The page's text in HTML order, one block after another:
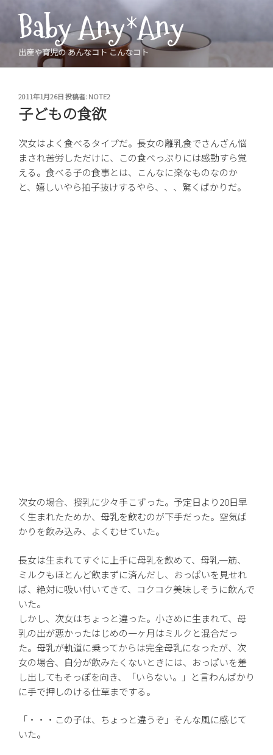
ツ
Baby Any*Any
出産や育児の あんなコト こんなコト
投
稿
日:
2011年1月26日投稿者:NOTE2
子どもの食欲
次女はよく食べるタイプだ。長女の離乳食でさんざん悩
まされ苦労しただけに、この食べっぷりには感動すら覚
える。食べる子の食事とは、こんなに楽なものなのか
と、嬉しいやら拍子抜けするやら、、、驚くばかりだ。
次女の場合、授乳に少々手こずった。予定日より20日早
く生まれたためか、母乳を飲むのが下手だった。空気ば
かりを飲み込み、よくむせていた。
長女は生まれてすぐに上手に母乳を飲めて、母乳一筋、
ミルクもほとんど飲まずに済んだし、おっぱいを見せれ
ば、絶対に吸い付いてきて、コクコク美味しそうに飲んで
いた。
しかし、次女はちょっと違った。小さめに生まれて、母
乳の出が悪かったはじめの一ヶ月はミルクと混合だっ
た。母乳が軌道に乗ってからは完全母乳になったが、次
女の場合、自分が飲みたくないときには、おっぱいを差
し出してもそっぽを向き、「いらない。」と言わんばかり
に手で押しのける仕草までする。
「・・・この子は、ちょっと違うぞ」そんな風に感じて
いた。